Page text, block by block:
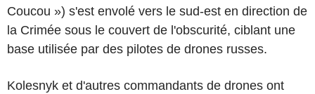
Coucou ») s'est envolé vers le sud-est en direction de
la Crimée sous le couvert de l'obscurité, ciblant une
base utilisée par des pilotes de drones russes.
Kolesnyk et d'autres commandants de drones ont